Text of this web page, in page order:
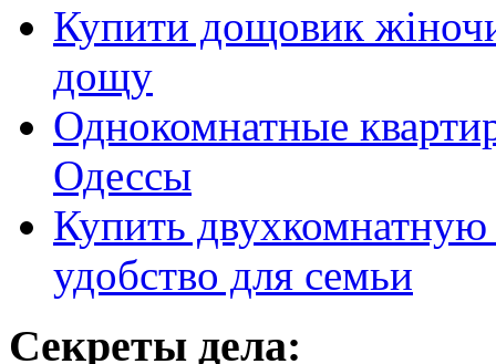
Купити дощовик
дощу
Однокомнатные
Одессы
Купить
удобство для семьи
Секреты дела: